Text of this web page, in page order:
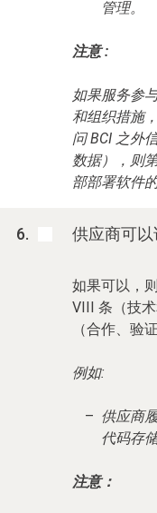
管理。
注意 :
如果服务参
和组织措施
问 BCI 之外
数据），则
部部署软件
供应商可以
如果可以，
VIII 条（技
（合作、验
例如:
供应商
代码存储
注意：